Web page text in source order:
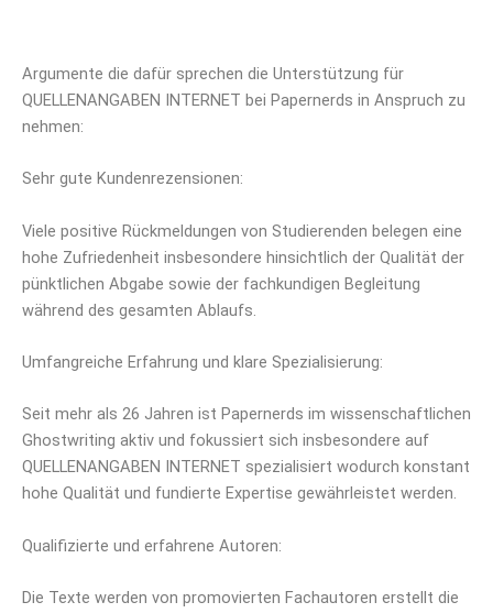
Argumente die dafür sprechen die Unterstützung für
QUELLENANGABEN INTERNET bei Papernerds in Anspruch zu
nehmen:
Sehr gute Kundenrezensionen:
Viele positive Rückmeldungen von Studierenden belegen eine
hohe Zufriedenheit insbesondere hinsichtlich der Qualität der
pünktlichen Abgabe sowie der fachkundigen Begleitung
während des gesamten Ablaufs.
Umfangreiche Erfahrung und klare Spezialisierung:
Seit mehr als 26 Jahren ist Papernerds im wissenschaftlichen
Ghostwriting aktiv und fokussiert sich insbesondere auf
QUELLENANGABEN INTERNET spezialisiert wodurch konstant
hohe Qualität und fundierte Expertise gewährleistet werden.
Qualifizierte und erfahrene Autoren:
Die Texte werden von promovierten Fachautoren erstellt die